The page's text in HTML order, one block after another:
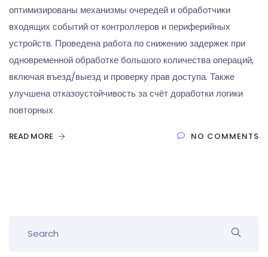
оптимизированы механизмы очередей и обработчики
входящих событий от контроллеров и периферийных
устройств. Проведена работа по снижению задержек при
одновременной обработке большого количества операций,
включая въезд/выезд и проверку прав доступа. Также
улучшена отказоустойчивость за счёт доработки логики
повторных
READ MORE NO COMMENTS